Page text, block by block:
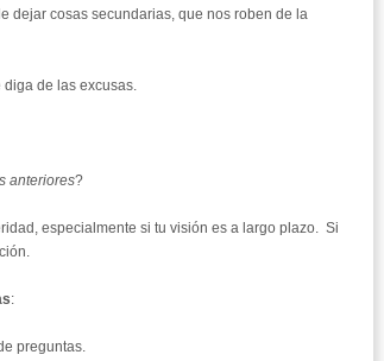
dejar cosas secundarias, que nos roben de la
diga de las excusas.
anteriores?
especialmente si tu visión es a largo plazo. Si
ión.
:
preguntas.